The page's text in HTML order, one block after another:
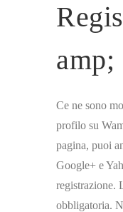
Ce ne sono
profilo su
pagina, puoi
Google+ e
registrazione.
obbligatoria.